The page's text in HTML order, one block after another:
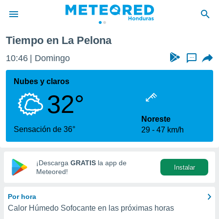
de
ha sido
calidad.
a este
las
y
digital
basada
Tiempo en La Pelona
10:46 Domingo ...
Nubes y claros
32°
Sensación de 36°
Noreste
29
47 km/h
¡Descarga GRATIS la app de
Meteored!
Instalar
Por hora
Calor Húmedo Sofocante en las próximas horas